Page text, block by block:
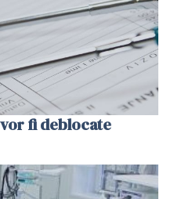
fi deblocate